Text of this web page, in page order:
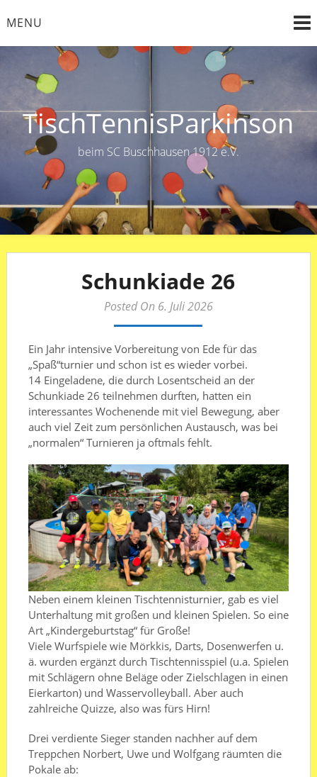
toMENU
TischTennisParkinson
beim SC Buschhausen 1912 e.V.
Schunkiade 26
Posted On 6. Juli 2026
Ein Jahr intensive Vorbereitung von Ede für das
„Spaß“turnier und schon ist es wieder vorbei.
14 Eingeladene, die durch Losentscheid an der
Schunkiade 26 teilnehmen durften, hatten ein
interessantes Wochenende mit viel Bewegung, aber
auch viel Zeit zum persönlichen Austausch, was bei
„normalen“ Turnieren ja oftmals fehlt.
Neben einem kleinen Tischtennisturnier, gab es viel
Unterhaltung mit großen und kleinen Spielen. So eine
Art „Kindergeburtstag“ für Große!
Viele Wurfspiele wie Mörkkis, Darts, Dosenwerfen u.
ä. wurden ergänzt durch Tischtennisspiel (u.a. Spielen
mit Schlägern ohne Beläge oder Zielschlagen in einen
Eierkarton) und Wasservolleyball. Aber auch
zahlreiche Quizze, also was fürs Hirn!
Drei verdiente Sieger standen nachher auf dem
Treppchen Norbert, Uwe und Wolfgang räumten die
Pokale ab: